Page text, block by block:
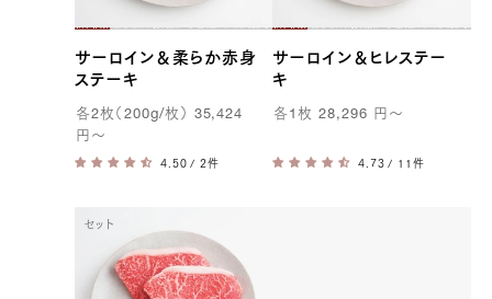
サーロイン＆柔らか赤身
ステーキ
各2枚（ 200g/枚） 35,424
円 〜
/ 2件
サーロイン＆ヒレステー
キ
各1枚28,296 円 〜
/ 11件
セット